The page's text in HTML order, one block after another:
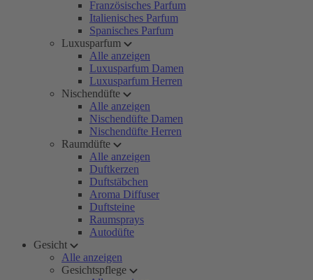
Französisches Parfum
Italienisches Parfum
Spanisches Parfum
Luxusparfum
Alle anzeigen
Luxusparfum Damen
Luxusparfum Herren
Nischendüfte
Alle anzeigen
Nischendüfte Damen
Nischendüfte Herren
Raumdüfte
Alle anzeigen
Duftkerzen
Duftstäbchen
Aroma Diffuser
Duftsteine
Raumsprays
Autodüfte
Gesicht
Alle anzeigen
Gesichtspflege